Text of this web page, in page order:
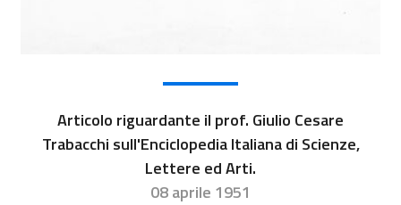
Articolo riguardante il prof. Giulio Cesare
Trabacchi sull'Enciclopedia Italiana di Scienze,
Lettere ed Arti.
08 aprile 1951